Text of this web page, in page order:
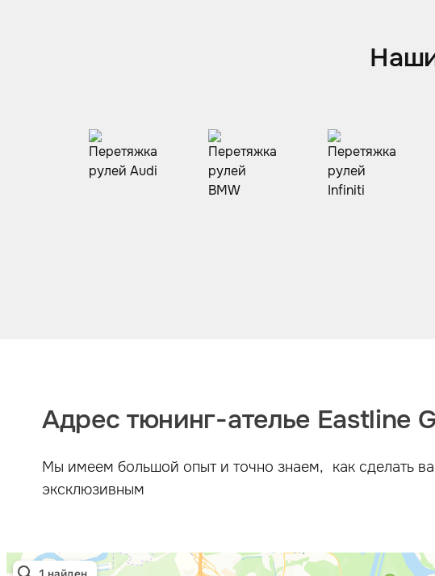
Адрес тюнинг-ателье Eastline
Мы имеем большой опыт и точно знаем, как сделать
эксклюзивным